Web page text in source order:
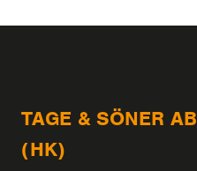
TAGE & SÖNER AB
(HK)